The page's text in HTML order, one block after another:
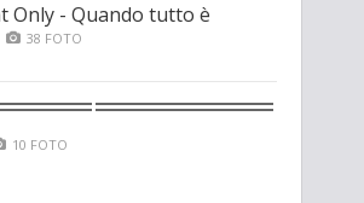
Only - Quando tutto è
38 FOTO
10 FOTO